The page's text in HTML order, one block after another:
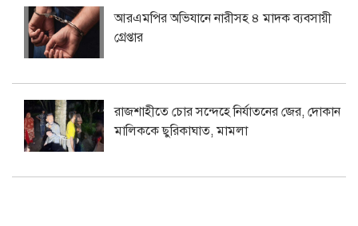
আরএমপির অভিযানে নারীসহ ৪ মাদক ব্যবসায়ী
গ্রেপ্তার
রাজশাহীতে চোর সন্দেহে নির্যাতনের জের, দোকান
মালিককে ছুরিকাঘাত, মামলা